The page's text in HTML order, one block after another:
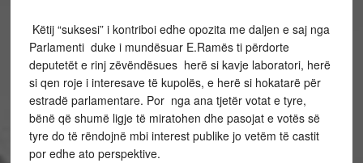
Këtij “suksesi” i kontriboi edhe opozita me daljen e saj nga
Parlamenti duke i mundësuar E.Ramës ti përdorte
deputetët e rinj zëvëndësues herë si kavje laboratori, herë
si qen roje i interesave të kupolës, e herë si hokatarë për
estradë parlamentare. Por nga ana tjetër votat e tyre,
bënë që shumë ligje të miratohen dhe pasojat e votës së
tyre do të rëndojnë mbi interest publike jo vetëm të castit
por edhe ato perspektive.